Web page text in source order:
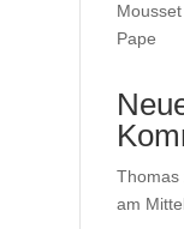
Pape
Thomas
am